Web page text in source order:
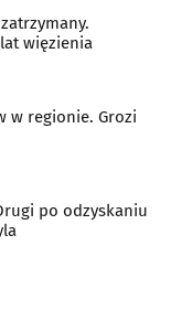
więzienia
w regionie. Grozi
po odzyskaniu